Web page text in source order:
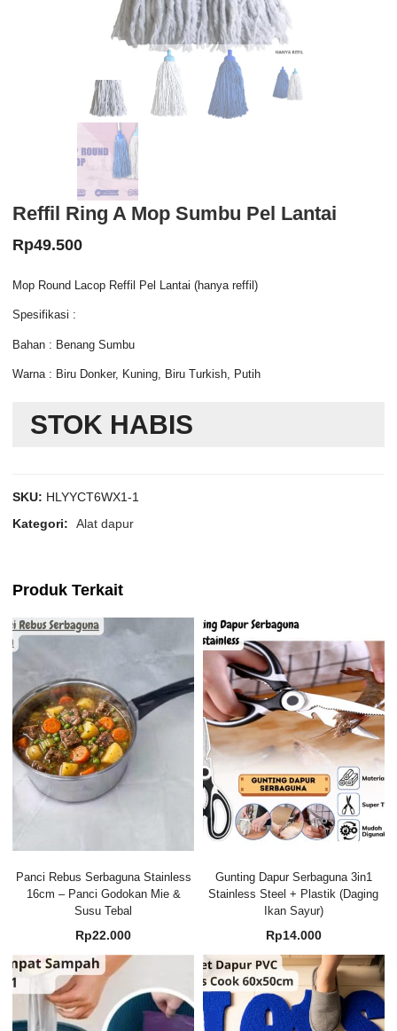
Reffil Ring A Mop Sumbu Pel Lantai
Rp49.500
Mop Round Lacop Reffil Pel Lantai (hanya reffil)
Spesifikasi :
Bahan : Benang Sumbu
Warna : Biru Donker, Kuning, Biru Turkish, Putih
STOK HABIS
SKU: HLYYCT6WX1-1
Kategori:
Alat dapur
Produk Terkait
Panci Rebus Serbaguna Stainless
16cm – Panci Godokan Mie &
Susu Tebal
Rp22.000
Gunting Dapur Serbaguna 3in1
Stainless Steel + Plastik (Daging
Ikan Sayur)
Rp14.000